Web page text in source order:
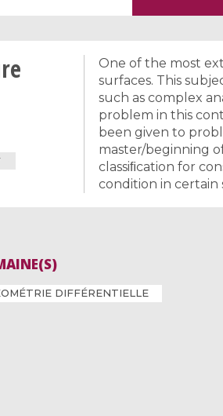
One of the most
surfaces. This
such as complex
problem in this
been given to
master/beginning
classiﬁcation for
condition in certain
DIFFÉRENTIELLE